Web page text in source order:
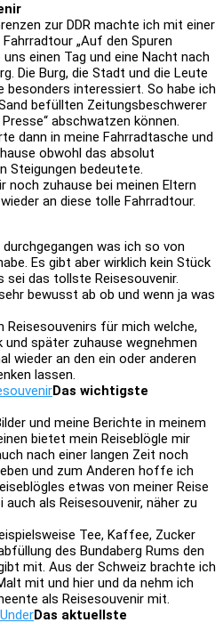
zur DDR machte ich mit einer
„Auf den Spuren
einen Tag und eine Nacht nach
Die Burg, die Stadt und die Leute
besonders interessiert. So habe ich
befüllten Zeitungsbeschwerer
abschwatzen können.
dann in meine Fahrradtasche und
obwohl das absolut
Steigungen bedeutete.
noch zuhause bei meinen Eltern
an diese tolle Fahrradtour.
was ich so von
Es gibt aber wirklich kein Stück
sei das tollste Reisesouvenir.
bewusst ab ob und wenn ja was
Reisesouvenirs für mich welche,
später zuhause wegnehmen
wieder an den ein oder anderen
lassen.
Das wichtigste
und meine Berichte in meinem
bietet mein Reiseblögle mir
nach einer langen Zeit noch
und zum Anderen hoffe ich
etwas von meiner Reise
auch als Reisesouvenir, näher zu
Tee, Kaffee, Zucker
des Bundaberg Rums den
mit. Aus der Schweiz brachte ich
mit und hier und da nehm ich
als Reisesouvenir mit.
Das aktuellste